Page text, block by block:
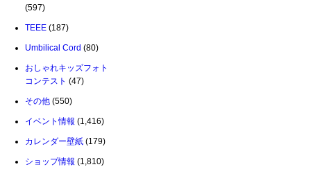
(597)
TEEE (187)
Umbilical Cord (80)
おしゃれキッズフォト
コンテスト (47)
その他 (550)
イベント情報 (1,416)
カレンダー壁紙 (179)
ショップ情報 (1,810)